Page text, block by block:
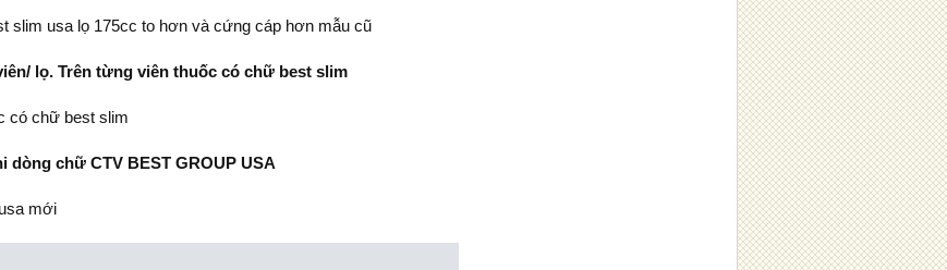
slim usa lọ 175cc to hơn và cứng cáp hơn mẫu cũ
lọ. Trên từng viên thuốc có chữ best slim
có chữ best slim
dòng chữ CTV BEST GROUP USA
mới